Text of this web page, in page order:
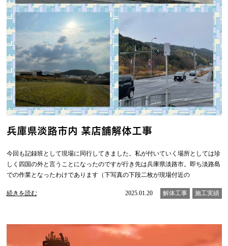
兵庫県淡路市内 某店舗解体工事
今回も記録班として現場に同行してきました。私が付いていく場所としては珍
しく四国の外と言うことになったのですが行き先は兵庫県淡路市。即ち淡路島
での作業となったわけであります（下写真の下段二枚が現場付近の
続きを読む 2025.01.20 解体工事 施工実績